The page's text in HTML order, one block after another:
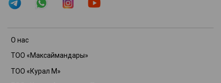
О нас
ТОО «Максаймандары»
ТОО «Курал М»